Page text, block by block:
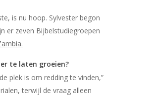
is nu hoop. Sylvester begon
er zeven Bijbelstudiegroepen
te laten groeien?
plek is om redding te vinden,”
terwijl de vraag alleen